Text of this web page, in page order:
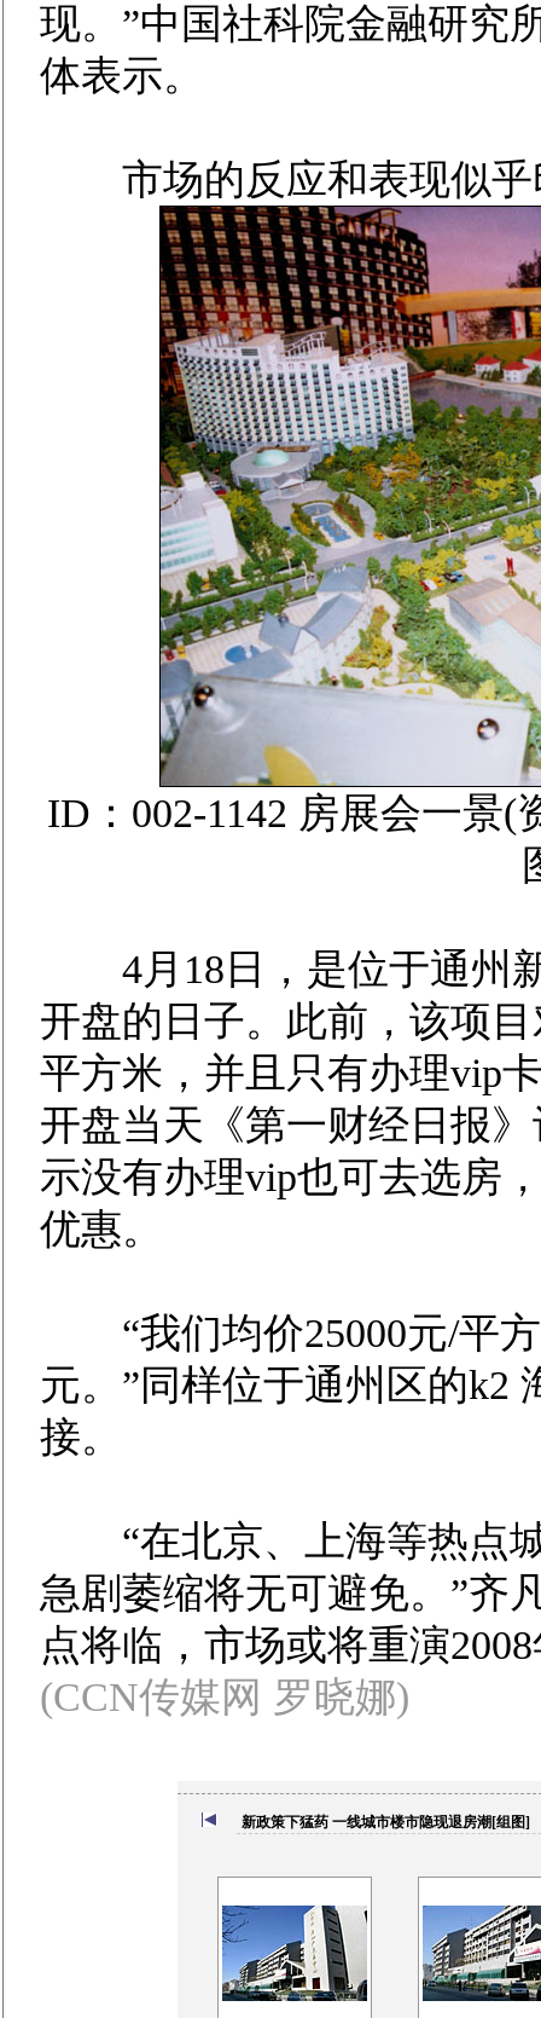
现。”中国社科院金融研究
体表示。
市场的反应和表现似乎
ID：002-1142 房展会一
4月18日，是位于通州
开盘的日子。此前，该项
平方米，并且只有办理vip
开盘当天《第一财经日报
示没有办理vip也可去选房
优惠。
“我们均价25000元/平方
元。”同样位于通州区的k2
接。
“在北京、上海等热点城
急剧萎缩将无可避免。”齐
点将临，市场或将重演
(CCN传媒网 罗晓娜)
新政策下猛药 一线城市楼市隐现退房潮[组图]